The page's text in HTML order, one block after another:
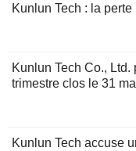
Kunlun Tech : la
Kunlun Tech Co.,
trimestre clos le 31
Kunlun Tech accuse